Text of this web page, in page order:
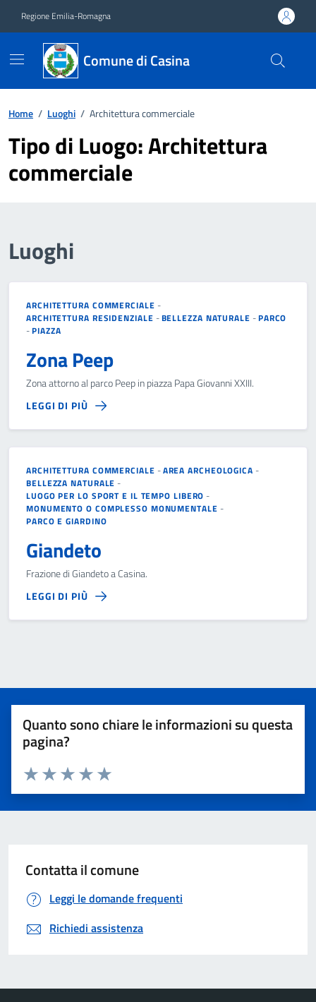
Regione Emilia-Romagna
Comune di Casina
Home / Luoghi / Architettura commerciale
Tipo di Luogo:Architettura
commerciale
Luoghi
ARCHITETTURA COMMERCIALE -
ARCHITETTURA RESIDENZIALE -BELLEZZA NATURALE -PARCO
-PIAZZA
Zona Peep
Zona attorno al parco Peep in piazza Papa Giovanni XXIII.
LEGGI DI PIÙ
ARCHITETTURA COMMERCIALE -AREA ARCHEOLOGICA -
BELLEZZA NATURALE -
LUOGO PER LO SPORT E IL TEMPO LIBERO -
MONUMENTO O COMPLESSO MONUMENTALE -
PARCO E GIARDINO
Giandeto
Frazione di Giandeto a Casina.
LEGGI DI PIÙ
Quanto sono chiare le informazioni su questa
pagina?
Valuta 5 stelle su 5
Valuta 4 stelle su 5
Valuta 3 stelle su 5
Valuta 2 stelle su 5
Valuta 1 stelle su 5
Contatta il comune
Leggi le domande frequenti
Richiedi assistenza